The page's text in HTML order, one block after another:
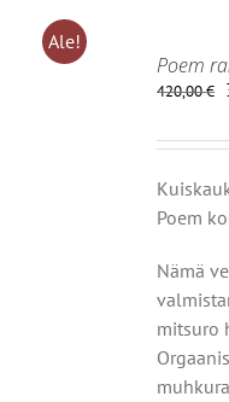
Ale!
Poem
420,00€
Poem
Nämä
mitsuro